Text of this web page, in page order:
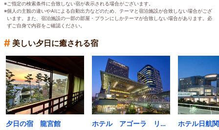
※ご指定の検索条件に合致しない宿が表示される場合がございます。
※個人の主観の違いやAIによる自動出力などのため、テーマと宿泊施設が合致しない場合がござ
います。また、宿泊施設の一部の部屋・プランにしかテーマが合致しない場合があります。必
ずご自身で内容をご確認ください。
# 美しい夕日に癒される宿
夕日の宿 龍宮館 ホテル アゴーラ リージェンシー 大阪堺